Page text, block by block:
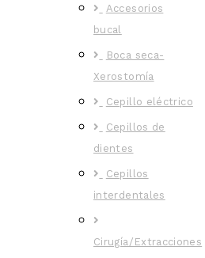
Accesorios
bucal
Boca seca-
Xerostomía
Cepillo eléctrico
Cepillos de
dientes
Cepillos
interdentales
Cirugía/Extracciones